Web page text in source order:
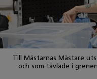
Till Mästarnas Mästare
och som tävlade i